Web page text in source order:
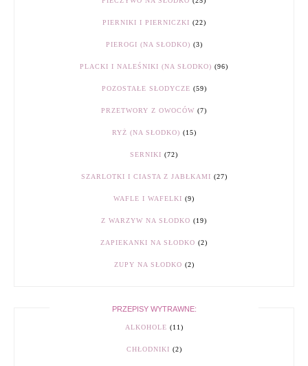
PIERNIKI I PIERNICZKI (22)
PIEROGI (NA SŁODKO) (3)
PLACKI I NALEŚNIKI (NA SŁODKO) (96)
POZOSTAŁE SŁODYCZE (59)
PRZETWORY Z OWOCÓW (7)
RYŻ (NA SŁODKO) (15)
SERNIKI (72)
SZARLOTKI I CIASTA Z JABŁKAMI (27)
WAFLE I WAFELKI (9)
Z WARZYW NA SŁODKO (19)
ZAPIEKANKI NA SŁODKO (2)
ZUPY NA SŁODKO (2)
PRZEPISY WYTRAWNE:
ALKOHOLE (11)
CHŁODNIKI (2)